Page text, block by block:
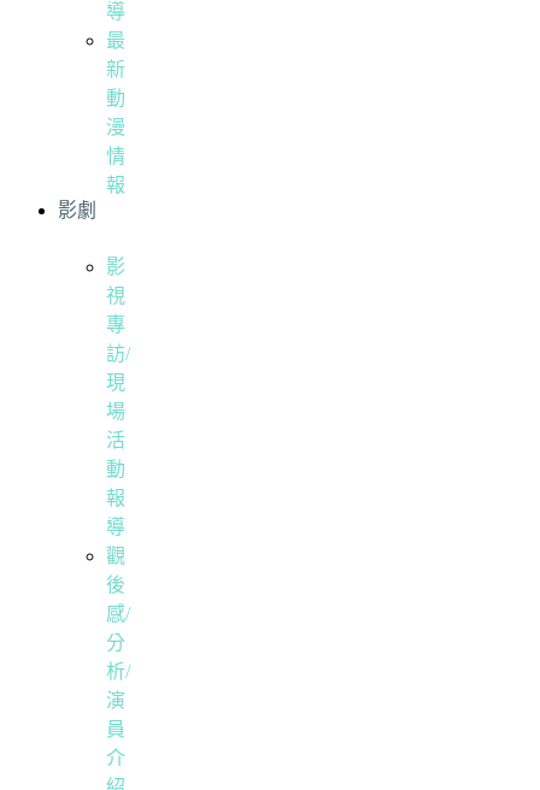
導
最
新
動
漫
情
報
影劇
影
視
專
訪/
現
場
活
動
報
導
觀
後
感/
分
析/
演
員
介